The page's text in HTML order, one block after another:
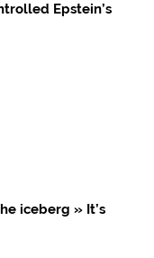
Epstein’s
iceberg » It’s